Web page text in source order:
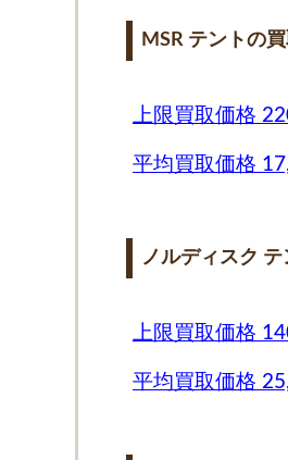
MSR テントの
上限買取価格
平均買取価格
ノルディスク
上限買取価格
平均買取価格